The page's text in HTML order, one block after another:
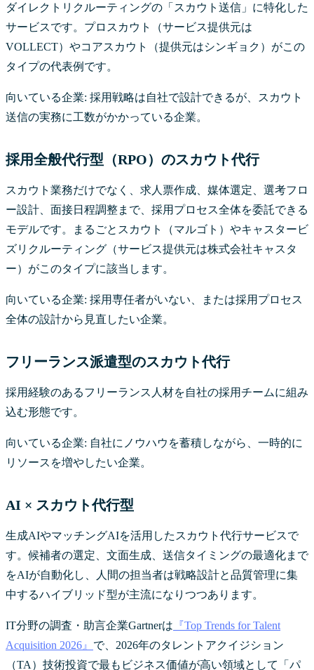
ダイレクトリクルーティングの「スカウト送信」に特化した
サービスです。プロスカウト（サービス提供元は
VOLLECT）やコアスカウト（提供元はシンギョク）がこの
タイプの代表例です。
向いている企業: 採用戦略は自社で設計できるが、スカウト
送信の実務に工数がかかっている企業。
採用全般代行型（RPO）のスカウト代行
スカウト業務だけでなく、求人票作成、媒体選定、選考フロ
ー設計、面接日程調整まで、採用プロセス全体を委託できる
モデルです。まるごとスカウト（マルゴト）やキャスタービ
ズリクルーティング（サービス提供元は株式会社キャスタ
ー）がこのタイプに該当します。
向いている企業: 採用専任者がいない、または採用プロセス
全体の設計から見直したい企業。
フリーランス派遣型のスカウト代行
採用経験のあるフリーランス人材を自社の採用チームに組み
込む形態です。
向いている企業: 自社にノウハウを蓄積しながら、一時的に
リソースを増やしたい企業。
AI × スカウト代行型
生成AIやマッチングAIを活用したスカウト代行サービスで
す。候補者の選定、文面生成、送信タイミングの最適化まで
をAIが自動化し、人間の担当者は戦略設計と品質管理に集
中するハイブリッド型が主流になりつつあります。
IT分野の調査・助言企業Gartnerは 『Top Trends for Talent
Acquisition 2026』 で、2026年のタレントアクイジション
（TA）技術投資で最もビジネス価値が高い領域として「パ